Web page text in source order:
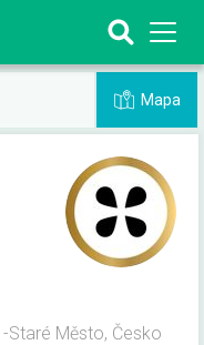
Mapa
Staré Město, Česko